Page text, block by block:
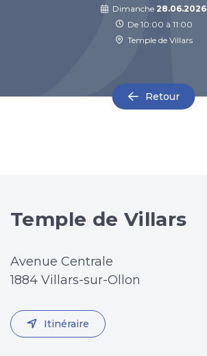
Dimanche 28.06.2026
De 10:00 à 11:00
Temple de Villars
Retour
Temple de Villars
Avenue Centrale
1884 Villars-sur-Ollon
Itinéraire